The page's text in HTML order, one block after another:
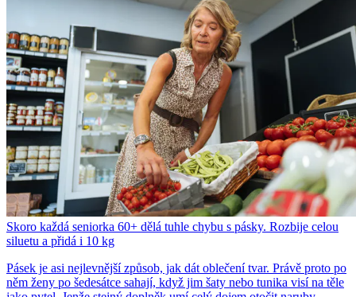
Skoro každá seniorka 60+ dělá tuhle chybu s pásky. Rozbije celou
siluetu a přidá i 10 kg
Pásek je asi nejlevnější způsob, jak dát oblečení tvar. Právě proto po
něm ženy po šedesátce sahají, když jim šaty nebo tunika visí na těle